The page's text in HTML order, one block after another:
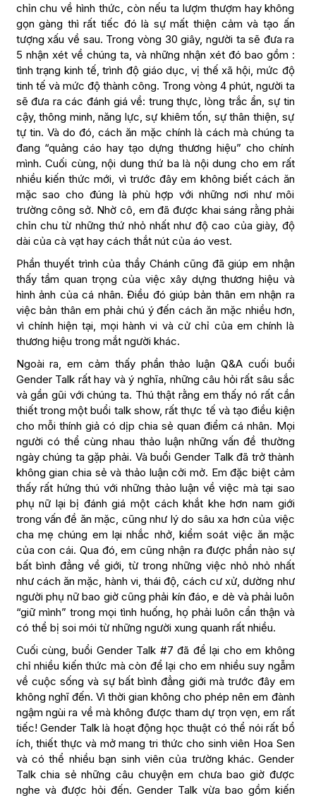
chỉn chu về hình thức, còn nếu ta lượm thượm hay không
gọn gàng thì rất tiếc đó là sự mất thiện cảm và tạo ấn
tượng xấu về sau. Trong vòng 30 giây, người ta sẽ đưa ra
5 nhận xét về chúng ta, và những nhận xét đó bao gồm :
tình trạng kinh tế, trình độ giáo dục, vị thế xã hội, mức độ
tinh tế và mức độ thành công. Trong vòng 4 phút, người ta
sẽ đưa ra các đánh giá về: trung thực, lòng trắc ẩn, sự tin
cậy, thông minh, năng lực, sự khiêm tốn, sự thân thiện, sự
tự tin. Và do đó, cách ăn mặc chính là cách mà chúng ta
đang “quảng cáo hay tạo dựng thương hiệu” cho chính
mình. Cuối cùng, nội dung thứ ba là nội dung cho em rất
nhiều kiến thức mới, vì trước đây em không biết cách ăn
mặc sao cho đúng là phù hợp với những nơi như môi
trường công sở. Nhờ cô, em đã được khai sáng rằng phải
chỉn chu từ những thứ nhỏ nhất như độ cao của giày, độ
dài của cà vạt hay cách thắt nút của áo vest.
Phần thuyết trình của thầy Chánh cũng đã giúp em nhận
thấy tầm quan trọng của việc xây dựng thương hiệu và
hình ảnh của cá nhân. Điều đó giúp bản thân em nhận ra
việc bản thân em phải chú ý đến cách ăn mặc nhiều hơn,
vì chính hiện tại, mọi hành vi và cử chỉ của em chính là
thương hiệu trong mắt người khác.
Ngoài ra, em cảm thấy phần thảo luận Q&A cuối buổi
Gender Talk rất hay và ý nghĩa, những câu hỏi rất sâu sắc
và gần gũi với chúng ta. Thú thật rằng em thấy nó rất cần
thiết trong một buổi talk show, rất thực tế và tạo điều kiện
cho mỗi thính giả có dịp chia sẻ quan điểm cá nhân. Mọi
người có thể cùng nhau thảo luận những vấn đề thường
ngày chúng ta gặp phải. Và buổi Gender Talk đã trở thành
không gian chia sẻ và thảo luận cởi mở. Em đặc biệt cảm
thấy rất hứng thú với những thảo luận về việc mà tại sao
phụ nữ lại bị đánh giá một cách khắt khe hơn nam giới
trong vấn đề ăn mặc, cũng như lý do sâu xa hơn của việc
cha mẹ chúng em lại nhắc nhở, kiểm soát việc ăn mặc
của con cái. Qua đó, em cũng nhận ra được phần nào sự
bất bình đẳng về giới, từ trong những việc nhỏ nhỏ nhất
như cách ăn mặc, hành vi, thái độ, cách cư xử, dường như
người phụ nữ bao giờ cũng phải kín đáo, e dè và phải luôn
“giữ mình” trong mọi tình huống, họ phải luôn cẩn thận và
có thể bị soi mói từ những người xung quanh rất nhiều.
Cuối cùng, buổi Gender Talk #7 đã để lại cho em không
chỉ nhiều kiến thức mà còn để lại cho em nhiều suy ngẫm
về cuộc sống và sự bất bình đẳng giới mà trước đây em
không nghĩ đến. Vì thời gian không cho phép nên em đành
ngậm ngùi ra về mà không được tham dự trọn vẹn, em rất
tiếc! Gender Talk là hoạt động học thuật có thể nói rất bổ
ích, thiết thực và mở mang tri thức cho sinh viên Hoa Sen
và có thể nhiều bạn sinh viên của trường khác. Gender
Talk chia sẻ những câu chuyện em chưa bao giờ được
nghe và được hỏi đến. Gender Talk vừa bao gồm kiến